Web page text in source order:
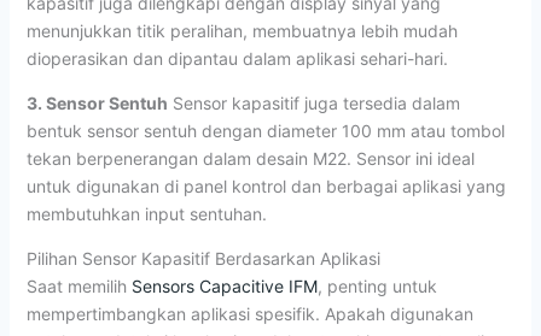
menunjukkan titik peralihan, membuatnya lebih mudah
dioperasikan dan dipantau dalam aplikasi sehari-hari.
3. Sensor Sentuh Sensor kapasitif juga tersedia dalam
bentuk sensor sentuh dengan diameter 100 mm atau tombol
tekan berpenerangan dalam desain M22. Sensor ini ideal
untuk digunakan di panel kontrol dan berbagai aplikasi yang
membutuhkan input sentuhan.
Pilihan Sensor Kapasitif Berdasarkan Aplikasi
Saat memilih Sensors Capacitive IFM, penting untuk
mempertimbangkan aplikasi spesifik. Apakah digunakan